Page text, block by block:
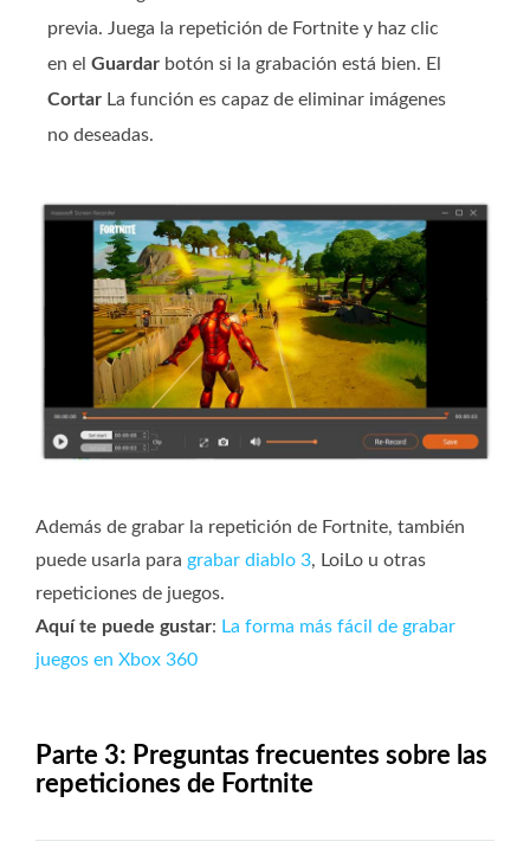
previa. Juega la repetición de Fortnite y haz clic
en el Guardar botón si la grabación está bien. El
Cortar La función es capaz de eliminar imágenes
no deseadas.
Además de grabar la repetición de Fortnite, también
puede usarla para grabar diablo 3, LoiLo u otras
repeticiones de juegos.
Aquí te puede gustar: La forma más fácil de grabar
juegos en Xbox 360
Parte 3: Preguntas frecuentes sobre las
repeticiones de Fortnite